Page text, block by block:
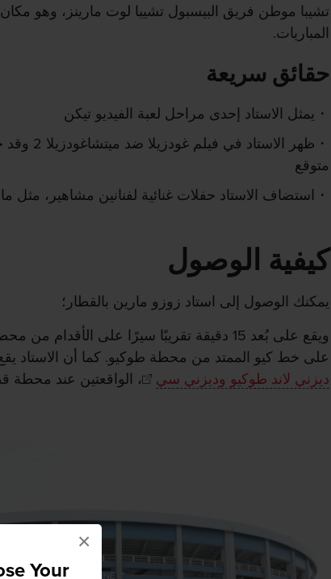
Your
×
تشيبا موطن فريق البيسبول تشيبا لوت مارينز، وهو
المباريات.
حقائق سريعة
يمثل الاستاد إحدى مراحل لعبة الفيديو تيكن
ظهر
متوقع
استضاف الاستاد حفلات غنائية لفنانين مشاهير، مثل
كيفية الوصول
يمكنك الوصول إلى استاد زوزو مارين بالقطار؛
ويقع على بُعد 15 دقيقة تقريبًا سيرًا على
على خط كيو الممتد من محطة طوكيو. كما أن الاستاد
ديزني لاند طوكيو وديزني سي
، الواقعتين عند محطة